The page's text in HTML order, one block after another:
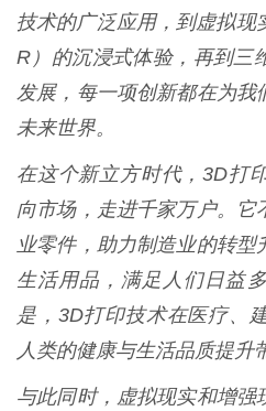
技术的广泛应用，到虚拟现
R）的沉浸式体验，再到三
发展，每一项创新都在为我
未来世界。
在这个新立方时代，3D打
向市场，走进千家万户。它
业零件，助力制造业的转
生活用品，满足人们日益
是，3D打印技术在医疗、
人类的健康与生活品质提升
与此同时，虚拟现实和增强